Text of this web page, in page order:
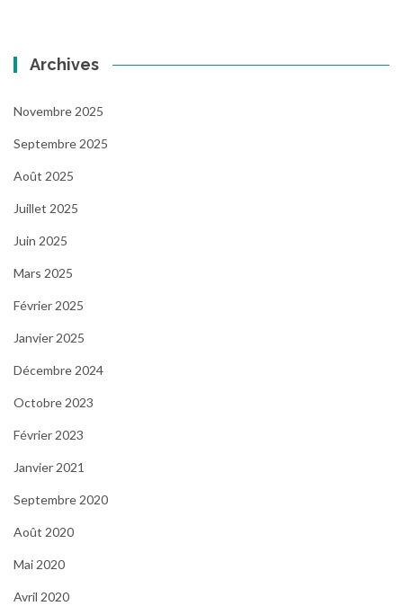
Archives
Novembre 2025
Septembre 2025
Août 2025
Juillet 2025
Juin 2025
Mars 2025
Février 2025
Janvier 2025
Décembre 2024
Octobre 2023
Février 2023
Janvier 2021
Septembre 2020
Août 2020
Mai 2020
Avril 2020